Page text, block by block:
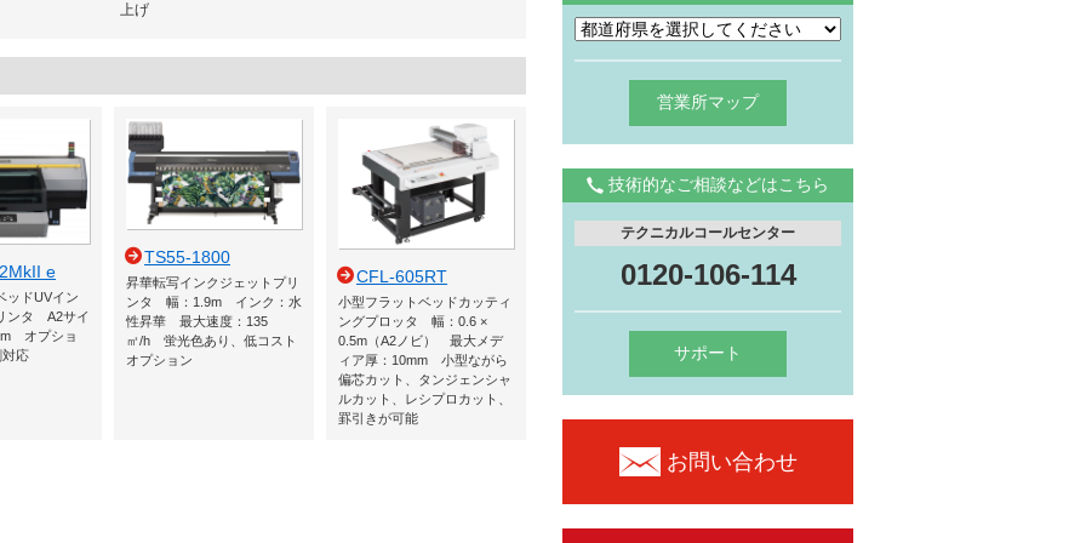
上げ
e
ッドUVイン
ンタ A2サイ
オプショ
対応
TS55-1800
昇華転写インクジェットプリ
ンタ 幅：1.9m インク：水
性昇華 最大速度：135
㎡/h 蛍光色あり、低コスト
オプション
CFL-605RT
小型フラットベッドカッティ
ングプロッタ 幅：0.6 ×
0.5m（A2ノビ） 最大メデ
ィア厚：10mm 小型ながら
偏芯カット、タンジェンシャ
ルカット、レシプロカット、
罫引きが可能
営業所マップ
技術的なご相談などはこちら
テクニカルコールセンター
0120-106-114
サポート
お問い合わせ